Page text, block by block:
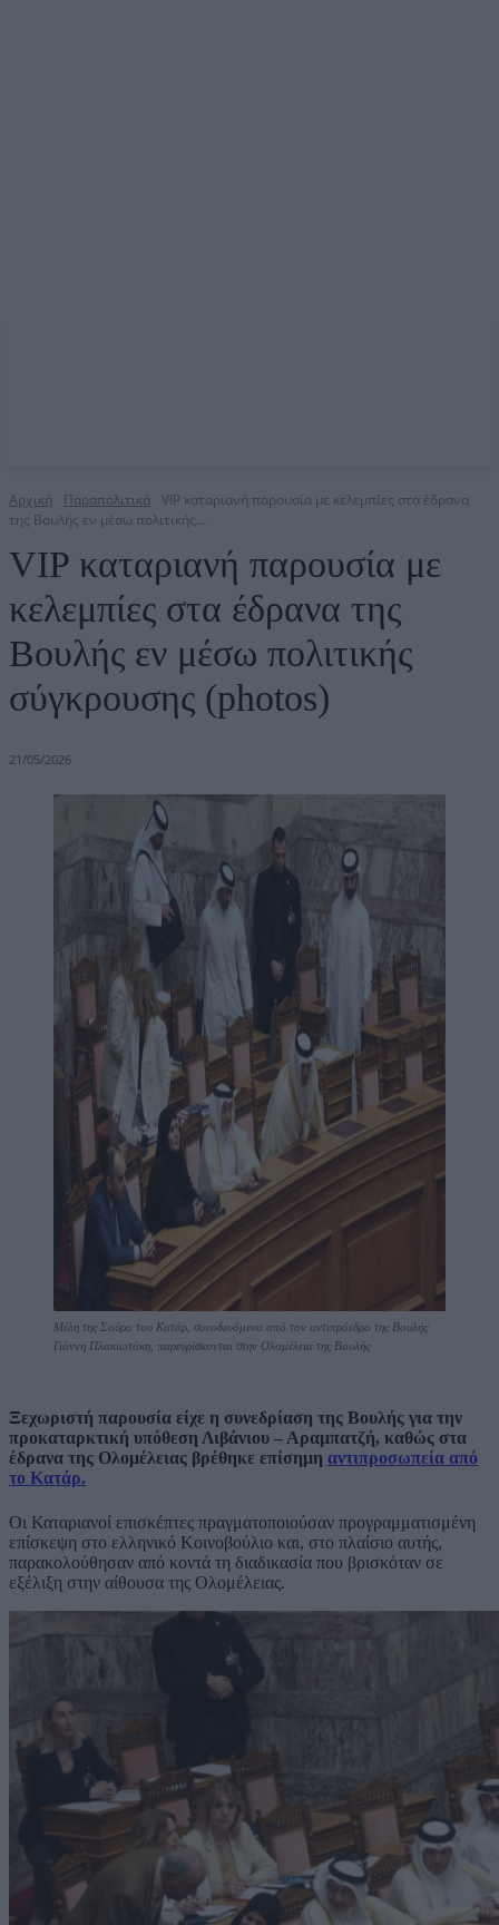
Αρχική Παραπολιτικά VIP καταριανή παρουσία με κελεμπίες στα έδρανα
της Βουλής εν μέσω πολιτικής...
VIP καταριανή παρουσία με
κελεμπίες στα έδρανα της
Βουλής εν μέσω πολιτικής
σύγκρουσης (photos)
21/05/2026
Μέλη της Σούρα του Κατάρ, συνοδευόμενα από τον αντιπρόεδρο της Βουλής
Γιάννη Πλακιωτάκη, παρευρίσκονται στην Ολομέλεια της Βουλής
Ξεχωριστή παρουσία είχε η συνεδρίαση της Βουλής για την
προκαταρκτική υπόθεση Λιβάνιου – Αραμπατζή, καθώς στα
έδρανα της Ολομέλειας βρέθηκε επίσημη αντιπροσωπεία από
το Κατάρ.
Οι Καταριανοί επισκέπτες πραγματοποιούσαν προγραμματισμένη
επίσκεψη στο ελληνικό Κοινοβούλιο και, στο πλαίσιο αυτής,
παρακολούθησαν από κοντά τη διαδικασία που βρισκόταν σε
εξέλιξη στην αίθουσα της Ολομέλειας.